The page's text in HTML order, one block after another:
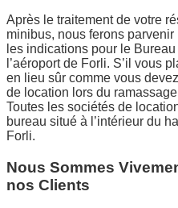
Après le traitement de votre
minibus, nous ferons
les indications pour le
l’aéroport de Forli. S’il vous
en lieu sûr comme vous
de location lors du
Toutes les sociétés de
bureau situé à l’intérieur du
Forli.
Nous Sommes
nos Clients